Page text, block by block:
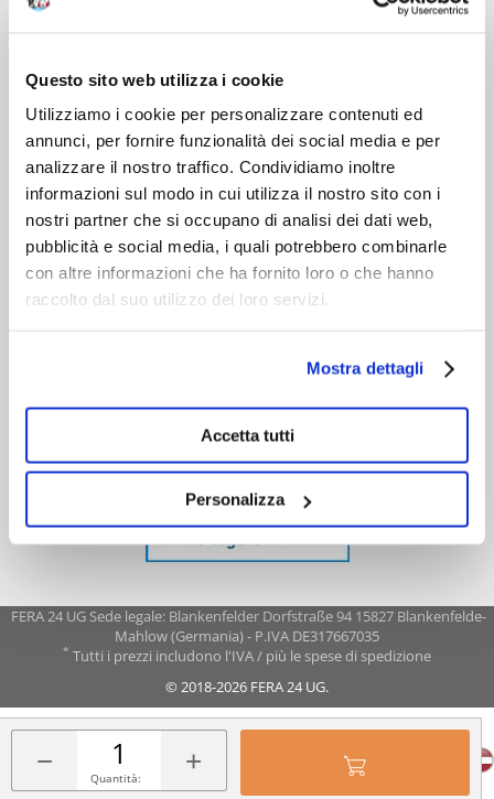
Questo sito web utilizza i cookie
Utilizziamo i cookie per personalizzare contenuti ed
annunci, per fornire funzionalità dei social media e per
analizzare il nostro traffico. Condividiamo inoltre
informazioni sul modo in cui utilizza il nostro sito con i
nostri partner che si occupano di analisi dei dati web,
pubblicità e social media, i quali potrebbero combinarle
con altre informazioni che ha fornito loro o che hanno
raccolto dal suo utilizzo dei loro servizi.
Mostra dettagli
Accetta tutti
Personalizza
− +
Quantità:
DOPO L'ACQUISTO
VIENI A CONOSCERCI
FERA 24 UG Sede legale: Blankenfelder Dorfstraße 94 15827 Blankenfelde-
Mahlow (Germania) - P.IVA DE317667035
* Tutti i prezzi includono l'IVA / più le spese di spedizione
© 2018-2026 FERA 24 UG.
FERA INTERNATIONAL: